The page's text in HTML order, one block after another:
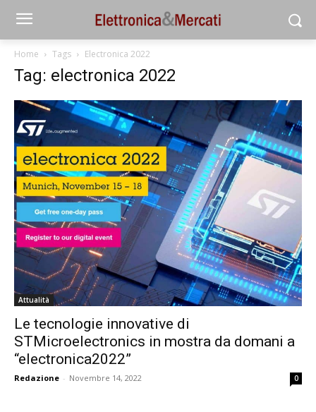
Home Tags Electronica 2022
Tag: electronica 2022
Attualità
Le tecnologie innovative di
STMicroelectronics in mostra da domani a
“electronica2022”
Redazione - Novembre 14, 2022 0